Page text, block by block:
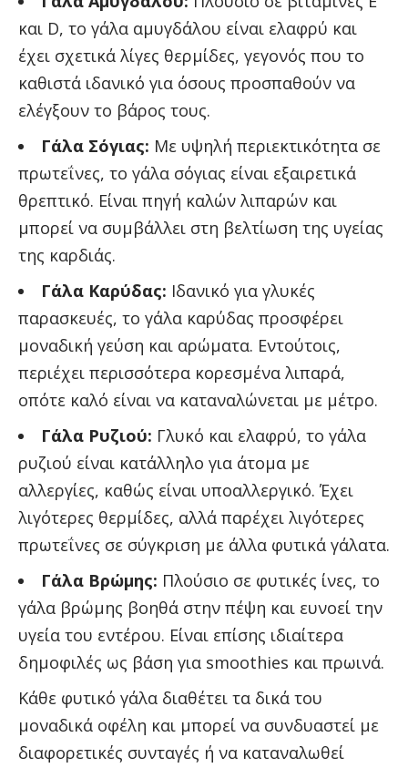
και D, το γάλα αμυγδάλου είναι ελαφρύ και
έχει σχετικά λίγες θερμίδες, γεγονός που το
καθιστά ιδανικό για όσους προσπαθούν να
ελέγξουν το βάρος τους.
Γάλα Σόγιας: Με υψηλή περιεκτικότητα σε
πρωτεΐνες, το γάλα σόγιας είναι εξαιρετικά
θρεπτικό. Είναι πηγή καλών λιπαρών και
μπορεί να συμβάλλει στη βελτίωση της υγείας
της καρδιάς.
Γάλα Καρύδας: Ιδανικό για γλυκές
παρασκευές, το γάλα καρύδας προσφέρει
μοναδική γεύση και αρώματα. Εντούτοις,
περιέχει περισσότερα κορεσμένα λιπαρά,
οπότε καλό είναι να καταναλώνεται με μέτρο.
Γάλα Ρυζιού: Γλυκό και ελαφρύ, το γάλα
ρυζιού είναι κατάλληλο για άτομα με
αλλεργίες, καθώς είναι υποαλλεργικό. Έχει
λιγότερες θερμίδες, αλλά παρέχει λιγότερες
πρωτεΐνες σε σύγκριση με άλλα φυτικά γάλατα.
Γάλα Βρώμης: Πλούσιο σε φυτικές ίνες, το
γάλα βρώμης βοηθά στην πέψη και ευνοεί την
υγεία του εντέρου. Είναι επίσης ιδιαίτερα
δημοφιλές ως βάση για smoothies και πρωινά.
Κάθε φυτικό γάλα διαθέτει τα δικά του
μοναδικά οφέλη και μπορεί να συνδυαστεί με
διαφορετικές συνταγές ή να καταναλωθεί